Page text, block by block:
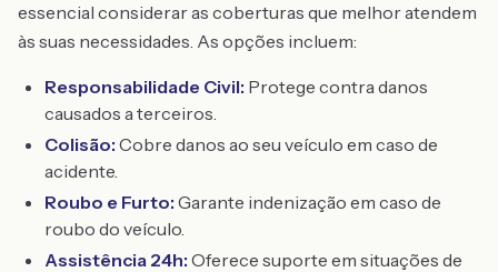
essencial considerar as coberturas que melhor atendem
às suas necessidades. As opções incluem:
Responsabilidade Civil: Protege contra danos
causados a terceiros.
Colisão: Cobre danos ao seu veículo em caso de
acidente.
Roubo e Furto: Garante indenização em caso de
roubo do veículo.
Assistência 24h: Oferece suporte em situações de